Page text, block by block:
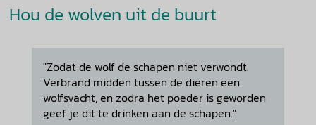
Hou de wolven uit de buurt
"Zodat de wolf de schapen niet verwondt.
Verbrand midden tussen de dieren een
wolfsvacht, en zodra het poeder is geworden
geef je dit te drinken aan de schapen."